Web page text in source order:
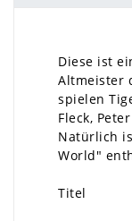
Diese ist
Altmeister
spielen
Fleck,
Natürlich
World"
Titel